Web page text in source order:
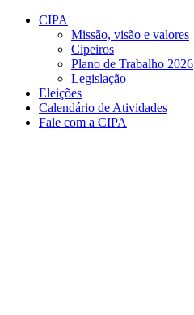
Conteúdo principal
CIPA
Missão, visão e valores
Cipeiros
Plano de Trabalho 2026
Legislação
Eleições
Calendário de Atividades
Fale com a CIPA